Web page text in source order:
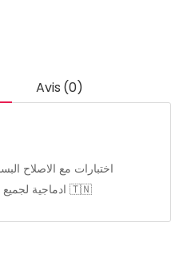
Avis (0)
ادماجية لجميع المحاور حسب البرنامج الرسمي 🇹🇳